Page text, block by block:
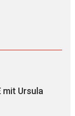
mit Ursula